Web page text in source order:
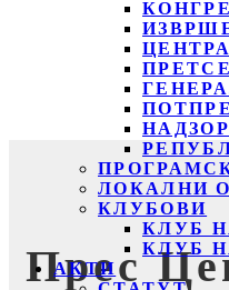
ЛОКАЛНИ
КЛУБОВИ
КЛУБ
КЛУБ
АКТИ
Прес